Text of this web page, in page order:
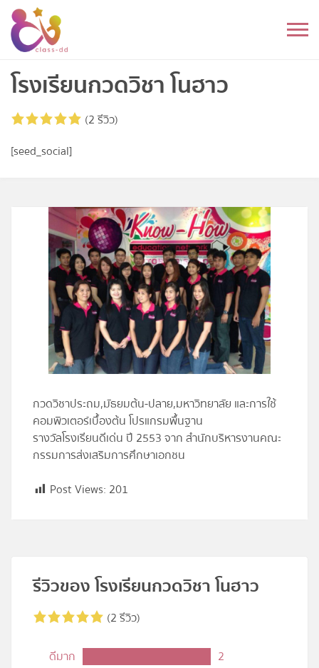
Skip
content
อนุบาล
ประถม
มัธยมต้น
อุดมศึกษา
โปรไฟล์
ลงทะเบียน
โรงเรียนกวดวิชา โนฮาว
(2 รีวิว)
[seed_social]
กวดวิชาประถม,มัธยมต้น-ปลาย,มหาวิทยาลัย และการใช้
คอมพิวเตอร์เบื้องต้น โปรแกรมพื้นฐาน
รางวัลโรงเรียนดีเด่น ปี 2553 จาก สำนักบริหารงานคณะ
กรรมการส่งเสริมการศึกษาเอกชน
Post Views: 201
รีวิวของ โรงเรียนกวดวิชา โนฮาว
(2 รีวิว)
ดีมาก
2